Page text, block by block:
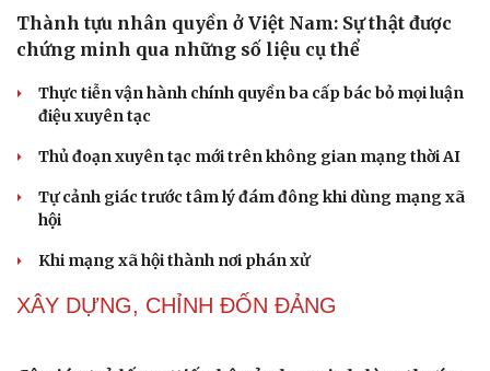
Thành tựu nhân quyền ở Việt Nam: Sự thật được
chứng minh qua những số liệu cụ thể
Thực tiễn vận hành chính quyền ba cấp bác bỏ mọi luận
điệu xuyên tạc
Thủ đoạn xuyên tạc mới trên không gian mạng thời AI
Tự cảnh giác trước tâm lý đám đông khi dùng mạng xã
hội
Khi mạng xã hội thành nơi phán xử
XÂY DỰNG, CHỈNH ĐỐN ĐẢNG